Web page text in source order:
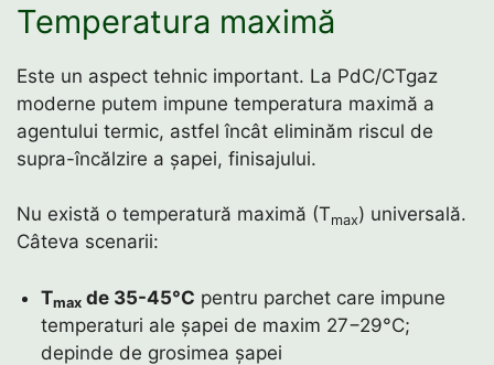
Temperatura maximă
Este un aspect tehnic important. La PdC/CTgaz
moderne putem impune temperatura maximă a
agentului termic, astfel încât eliminăm riscul de
supra-încălzire a șapei, finisajului.
Nu există o temperatură maximă (Tmax) universală.
Câteva scenarii:
Tmax de 35-45°C pentru parchet care impune
temperaturi ale șapei de maxim 27−29°C;
depinde de grosimea șapei